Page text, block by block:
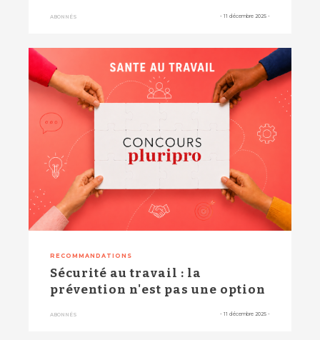
ABONNÉS - 11 décembre 2025 -
RECOMMANDATIONS
Sécurité au travail : la
prévention n'est pas une option
ABONNÉS - 11 décembre 2025 -